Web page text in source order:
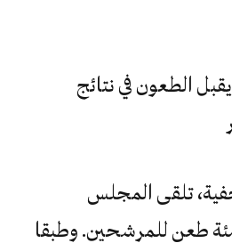
الطعون في نتائج
تلقى المجلس
طعن للمرشحين. وطبقا